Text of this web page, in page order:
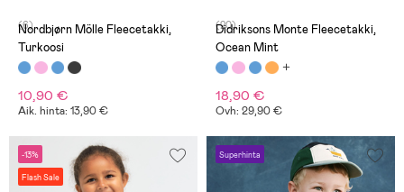
(6)
Nordbjørn Mölle Fleecetakki,
Turkoosi
10,90 €
Aik. hinta: 13,90 €
(20)
Didriksons Monte Fleecetakki,
Ocean Mint
18,90 €
Ovh: 29,90 €
-13%
Flash Sale
Superhinta